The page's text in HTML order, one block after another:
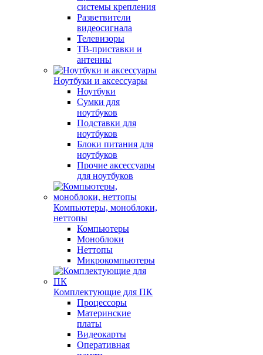
системы крепления
Разветвители
видеосигнала
Телевизоры
ТВ-приставки и
антенны
Ноутбуки и аксессуары
Ноутбуки
Сумки для
ноутбуков
Подставки для
ноутбуков
Блоки питания для
ноутбуков
Прочие аксессуары
для ноутбуков
Компьютеры, моноблоки,
неттопы
Компьютеры
Моноблоки
Неттопы
Микрокомпьютеры
Комплектующие для ПК
Процессоры
Материнские
платы
Видеокарты
Оперативная